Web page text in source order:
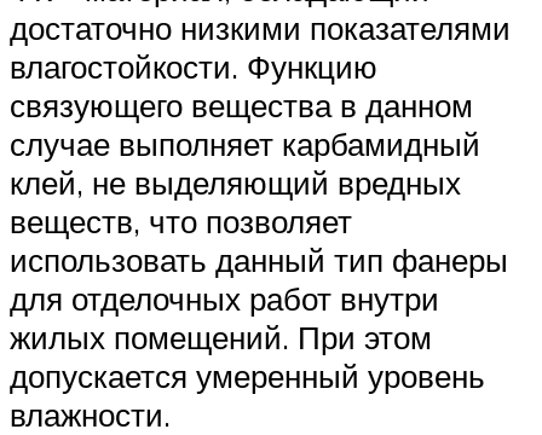
достаточно низкими показателями
влагостойкости. Функцию
связующего вещества в данном
случае выполняет карбамидный
клей, не выделяющий вредных
веществ, что позволяет
использовать данный тип фанеры
для отделочных работ внутри
жилых помещений. При этом
допускается умеренный уровень
влажности.